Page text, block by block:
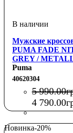
Мужские
PUMA FADE
GREY /
SILVER
Puma
40620304
5 990.00
4 790.00
Новинка-20%